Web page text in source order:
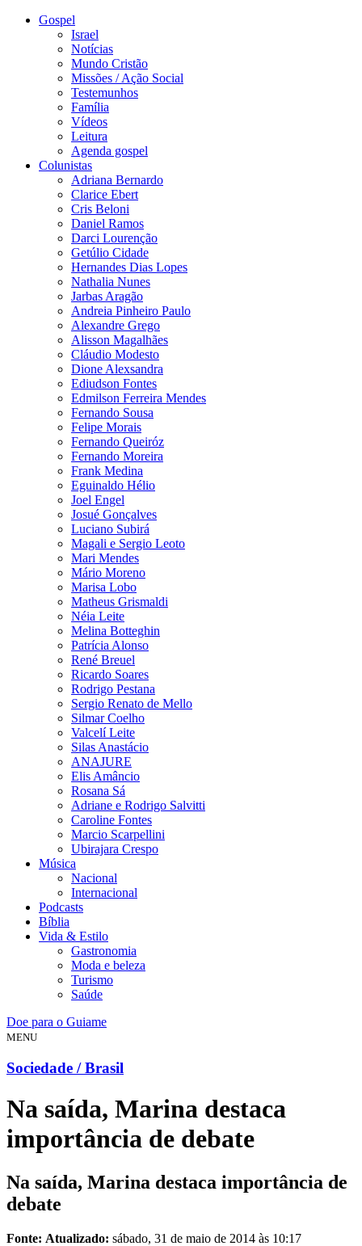
Gospel
Israel
Notícias
Mundo Cristão
Missões / Ação Social
Testemunhos
Família
Vídeos
Leitura
Agenda gospel
Colunistas
Adriana Bernardo
Clarice Ebert
Cris Beloni
Daniel Ramos
Darci Lourenção
Getúlio Cidade
Hernandes Dias Lopes
Nathalia Nunes
Jarbas Aragão
Andreia Pinheiro Paulo
Alexandre Grego
Alisson Magalhães
Cláudio Modesto
Dione Alexsandra
Ediudson Fontes
Edmilson Ferreira Mendes
Fernando Sousa
Felipe Morais
Fernando Queiróz
Fernando Moreira
Frank Medina
Eguinaldo Hélio
Joel Engel
Josué Gonçalves
Luciano Subirá
Magali e Sergio Leoto
Mari Mendes
Mário Moreno
Marisa Lobo
Matheus Grismaldi
Néia Leite
Melina Botteghin
Patrícia Alonso
René Breuel
Ricardo Soares
Rodrigo Pestana
Sergio Renato de Mello
Silmar Coelho
Valcelí Leite
Silas Anastácio
ANAJURE
Elis Amâncio
Rosana Sá
Adriane e Rodrigo Salvitti
Caroline Fontes
Marcio Scarpellini
Ubirajara Crespo
Música
Nacional
Internacional
Podcasts
Bíblia
Vida & Estilo
Gastronomia
Moda e beleza
Turismo
Saúde
Doe para o Guiame
MENU
Sociedade / Brasil
Na saída, Marina destaca
importância de debate
Na saída, Marina destaca importância de
debate
Fonte: Atualizado: sábado, 31 de maio de 2014 às 10:17